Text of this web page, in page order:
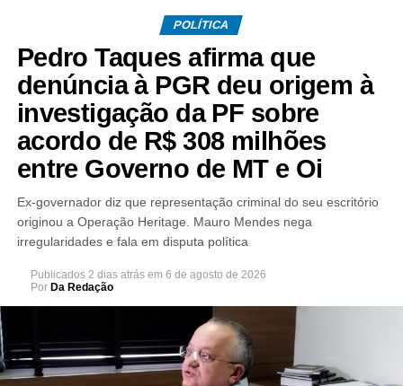
POLÍTICA
Pedro Taques afirma que
denúncia à PGR deu origem à
investigação da PF sobre
acordo de R$ 308 milhões
entre Governo de MT e Oi
Ex-governador diz que representação criminal do seu escritório
originou a Operação Heritage. Mauro Mendes nega
irregularidades e fala em disputa política
Publicados 2 dias atrás em 6 de agosto de 2026
Por Da Redação